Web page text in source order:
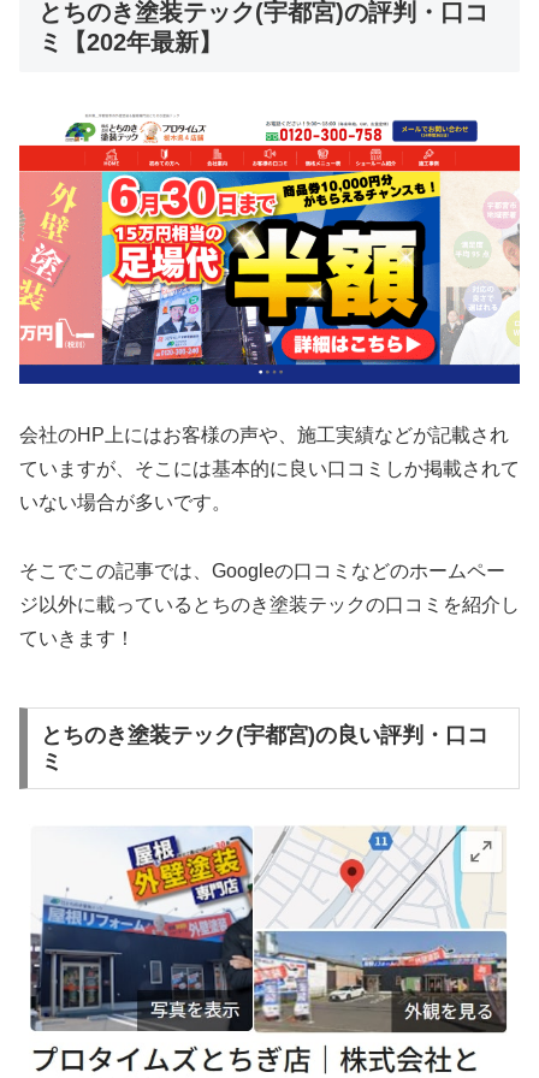
とちのき塗装テック(宇都宮)の評判・口コ
ミ【202年最新】
会社のHP上にはお客様の声や、施工実績などが記載され
ていますが、そこには基本的に良い口コミしか掲載されて
いない場合が多いです。
そこでこの記事では、Googleの口コミなどのホームペー
ジ以外に載っているとちのき塗装テックの口コミを紹介し
ていきます！
とちのき塗装テック(宇都宮)の良い評判・口コ
ミ